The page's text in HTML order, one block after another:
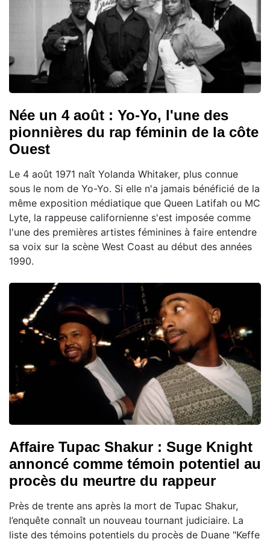
Née un 4 août : Yo-Yo, l'une des
pionnières du rap féminin de la côte
Ouest
Le 4 août 1971 naît Yolanda Whitaker, plus connue
sous le nom de Yo-Yo. Si elle n'a jamais bénéficié de la
même exposition médiatique que Queen Latifah ou MC
Lyte, la rappeuse californienne s'est imposée comme
l'une des premières artistes féminines à faire entendre
sa voix sur la scène West Coast au début des années
1990.
Affaire Tupac Shakur : Suge Knight
annoncé comme témoin potentiel au
procès du meurtre du rappeur
Près de trente ans après la mort de Tupac Shakur,
l’enquête connaît un nouveau tournant judiciaire. La
liste des témoins potentiels du procès de Duane "Keffe